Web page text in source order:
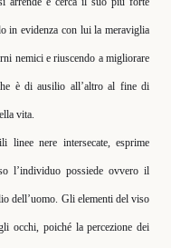
in evidenza con lui la meraviglia
nemici e riuscendo a migliorare
è di ausilio all’altro al fine di
vita.
linee nere intersecate, esprime
l’individuo possiede ovvero il
dell’uomo. Gli elementi del viso
occhi, poiché la percezione dei